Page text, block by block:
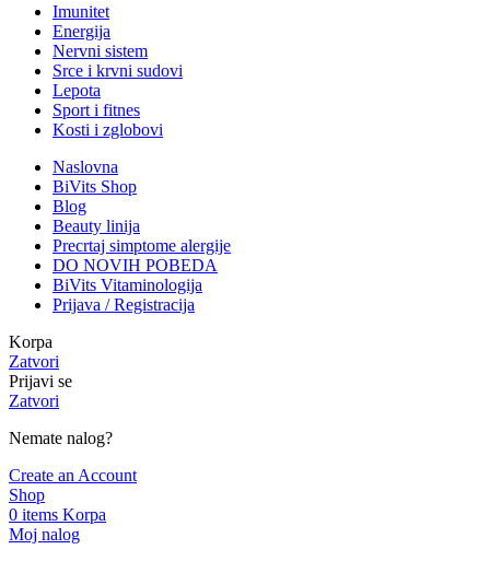
Imunitet
Energija
Nervni sistem
Srce i krvni sudovi
Lepota
Sport i fitnes
Kosti i zglobovi
Naslovna
BiVits Shop
Blog
Beauty linija
Precrtaj simptome alergije
DO NOVIH POBEDA
BiVits Vitaminologija
Prijava / Registracija
Korpa
Zatvori
Prijavi se
Zatvori
Nemate nalog?
Create an Account
Shop
0 items Korpa
Moj nalog